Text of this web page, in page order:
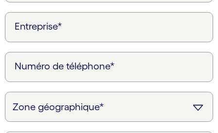
Entreprise*
Numéro de téléphone*